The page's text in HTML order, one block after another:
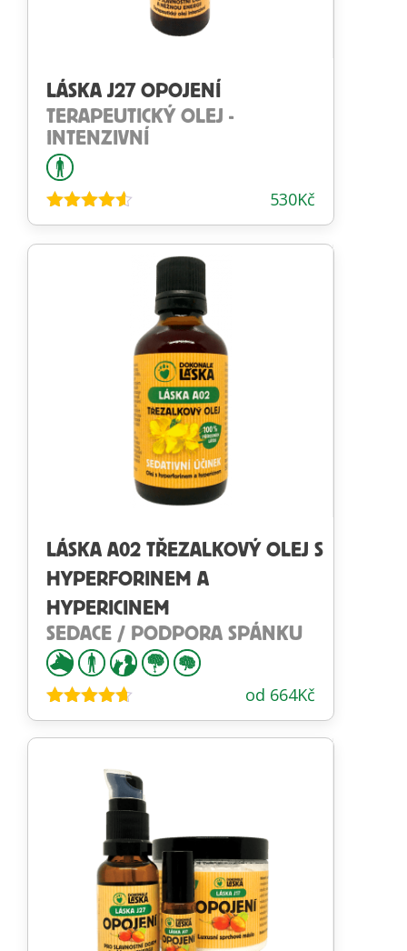
LÁSKA J27 OPOJENÍ
TERAPEUTICKÝ OLEJ -
INTENZIVNÍ
Hodnocení
530Kč
LÁSKA A02 TŘEZALKOVÝ OLEJ S
HYPERFORINEM A
HYPERICINEM
SEDACE / PODPORA SPÁNKU
Hodnocení
4.56z 5
od 664Kč